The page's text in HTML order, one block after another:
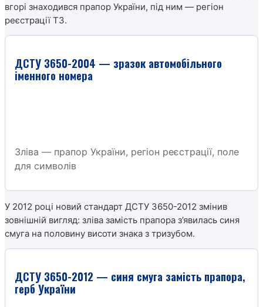
вгорі знаходився прапор України, під ним — регіон
реєстрації ТЗ.
ДСТУ 3650-2004 — зразок автомобільного
іменного номера
Зліва — прапор України, регіон реєстрації, поле
для символів
У 2012 році новий стандарт ДСТУ 3650-2012 змінив
зовнішній вигляд: зліва замість прапора з’явилась синя
смуга на половину висоти знака з тризубом.
ДСТУ 3650-2012 — синя смуга замість прапора,
герб України